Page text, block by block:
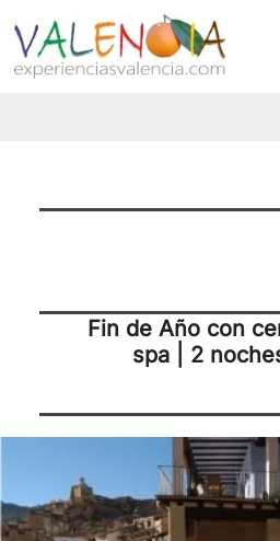
Fin de Año con
spa | 2